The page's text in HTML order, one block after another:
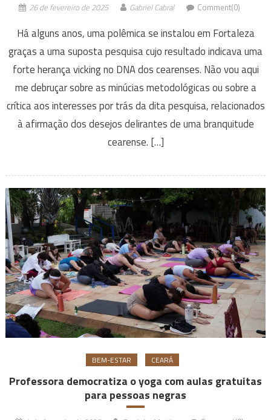
26 de fevereiro de 2025 Gabriel Cabral Comment(0)
Há alguns anos, uma polêmica se instalou em Fortaleza
graças a uma suposta pesquisa cujo resultado indicava uma
forte herança vicking no DNA dos cearenses. Não vou aqui
me debruçar sobre as minúcias metodológicas ou sobre a
crítica aos interesses por trás da dita pesquisa, relacionados
à afirmação dos desejos delirantes de uma branquitude
cearense. […]
BEM-ESTAR CEARÁ
Professora democratiza o yoga com aulas gratuitas
para pessoas negras